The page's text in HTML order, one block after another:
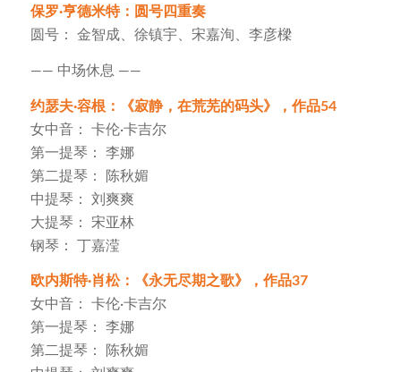
保罗·亨德米特：圆号四重奏
圆号： 金智成、徐镇宇、宋嘉洵、李彦樑
—— 中场休息 ——
约瑟夫·容根：《寂静，在荒芜的码头》，作品54
女中音： 卡伦·卡吉尔
第一提琴： 李娜
第二提琴： 陈秋媚
中提琴： 刘爽爽
大提琴： 宋亚林
钢琴： 丁嘉滢
欧内斯特·肖松：《永无尽期之歌》，作品37
女中音： 卡伦·卡吉尔
第一提琴： 李娜
第二提琴： 陈秋媚